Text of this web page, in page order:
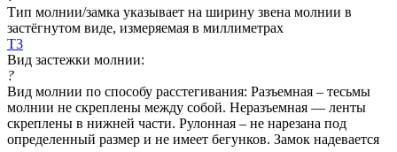
Тип молнии/замка указывает на ширину звена молнии в
застёгнутом виде, измеряемая в миллиметрах
Т3
Вид застежки молнии:
?
Вид молнии по способу расстегивания: Разъемная – тесьмы
молнии не скреплены между собой. Неразъемная — ленты
скреплены в нижней части. Рулонная – не нарезана под
определенный размер и не имеет бегунков. Замок надевается